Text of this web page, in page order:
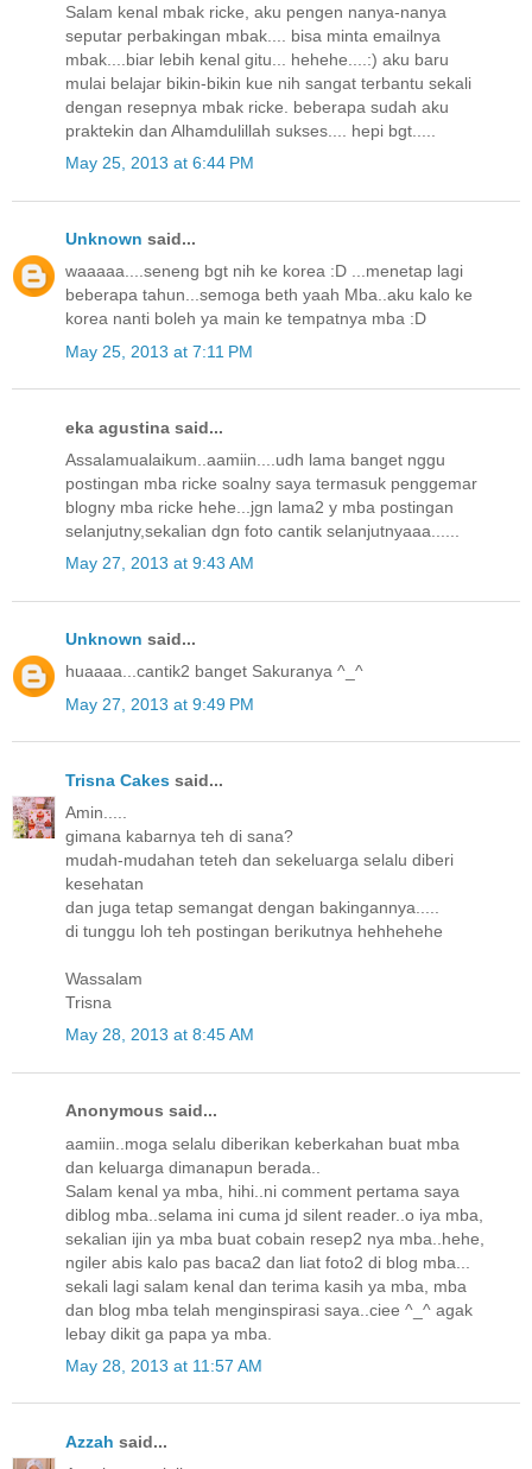
Salam kenal mbak ricke, aku pengen nanya-nanya
seputar perbakingan mbak.... bisa minta emailnya
mbak....biar lebih kenal gitu... hehehe....:) aku baru
mulai belajar bikin-bikin kue nih sangat terbantu sekali
dengan resepnya mbak ricke. beberapa sudah aku
praktekin dan Alhamdulillah sukses.... hepi bgt.....
May 25, 2013 at 6:44 PM
Unknown said...
waaaaa....seneng bgt nih ke korea :D ...menetap lagi
beberapa tahun...semoga beth yaah Mba..aku kalo ke
korea nanti boleh ya main ke tempatnya mba :D
May 25, 2013 at 7:11 PM
eka agustina said...
Assalamualaikum..aamiin....udh lama banget nggu
postingan mba ricke soalny saya termasuk penggemar
blogny mba ricke hehe...jgn lama2 y mba postingan
selanjutny,sekalian dgn foto cantik selanjutnyaaa......
May 27, 2013 at 9:43 AM
Unknown said...
huaaaa...cantik2 banget Sakuranya ^_^
May 27, 2013 at 9:49 PM
Trisna Cakes said...
Amin.....
gimana kabarnya teh di sana?
mudah-mudahan teteh dan sekeluarga selalu diberi
kesehatan
dan juga tetap semangat dengan bakingannya.....
di tunggu loh teh postingan berikutnya hehhehehe
Wassalam
Trisna
May 28, 2013 at 8:45 AM
Anonymous said...
aamiin..moga selalu diberikan keberkahan buat mba
dan keluarga dimanapun berada..
Salam kenal ya mba, hihi..ni comment pertama saya
diblog mba..selama ini cuma jd silent reader..o iya mba,
sekalian ijin ya mba buat cobain resep2 nya mba..hehe,
ngiler abis kalo pas baca2 dan liat foto2 di blog mba...
sekali lagi salam kenal dan terima kasih ya mba, mba
dan blog mba telah menginspirasi saya..ciee ^_^ agak
lebay dikit ga papa ya mba.
May 28, 2013 at 11:57 AM
Azzah said...